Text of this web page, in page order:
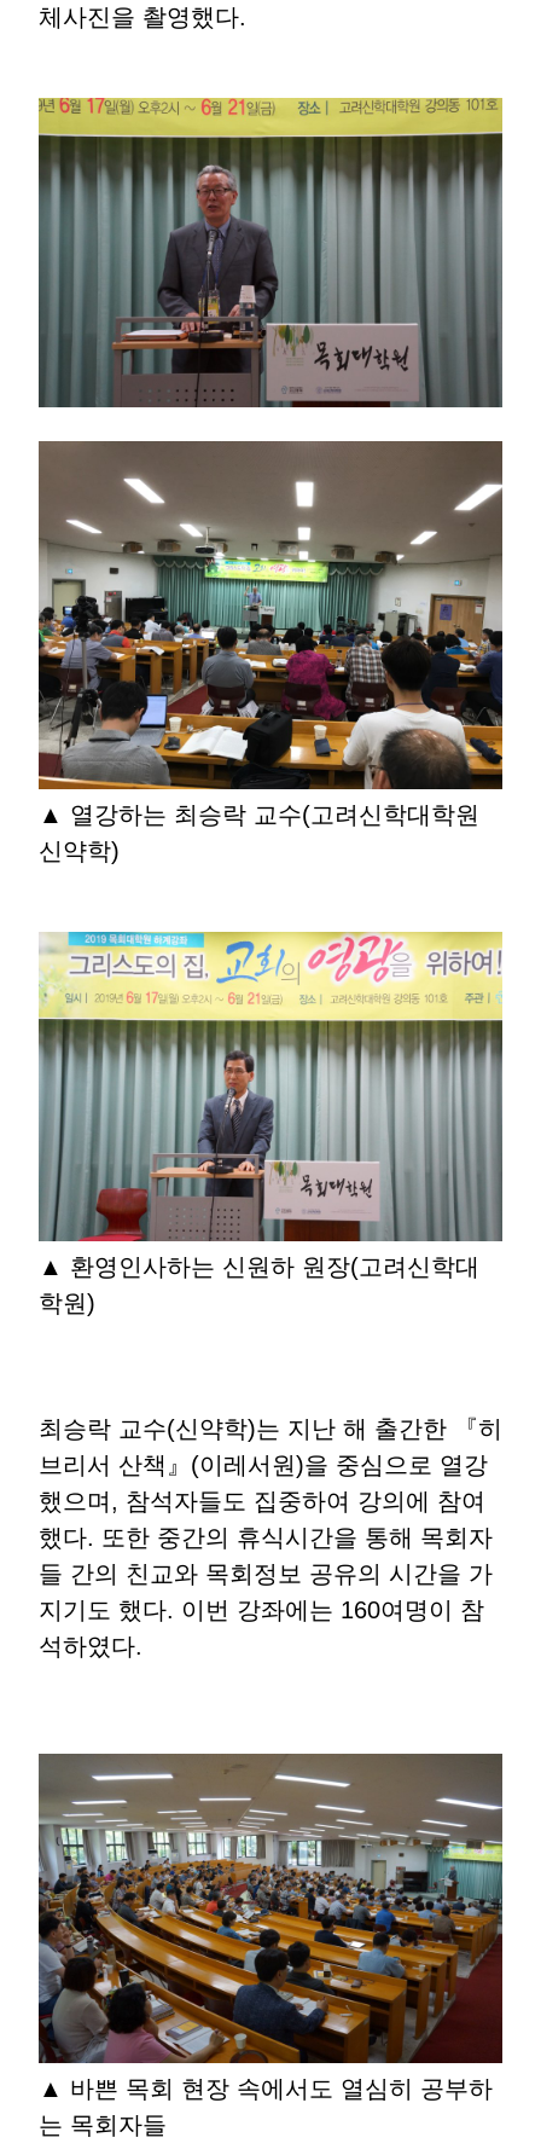
체사진을 촬영했다.
▲ 열강하는 최승락 교수(고려신학대학원
신약학)
▲ 환영인사하는 신원하 원장(고려신학대
학원)
최승락 교수(신약학)는 지난 해 출간한 『히
브리서 산책』(이레서원)을 중심으로 열강
했으며, 참석자들도 집중하여 강의에 참여
했다. 또한 중간의 휴식시간을 통해 목회자
들 간의 친교와 목회정보 공유의 시간을 가
지기도 했다. 이번 강좌에는 160여명이 참
석하였다.
▲ 바쁜 목회 현장 속에서도 열심히 공부하
는 목회자들